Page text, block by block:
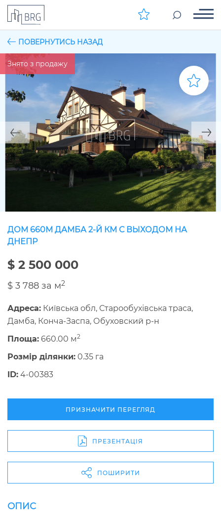
ПОВЕРНУТИСЬ НАЗАД
Знято з продажу
ДОМ 660М ДАМБА 2-Й КМ С ВЫХОДОМ НА
ДНЕПР
$ 2 500 000
$ 3 788 за м2
Адреса: Київська обл, Старообухівська траса,
Дамба, Конча-Заспа, Обуховский р-н
Площа: 660.00 м2
Розмір ділянки: 0.35 га
ID: 4-00383
ПРИЗНАЧИТИ ПЕРЕГЛЯД
ПРЕЗЕНТАЦІЯ
ПОШИРИТИ
ОПИС